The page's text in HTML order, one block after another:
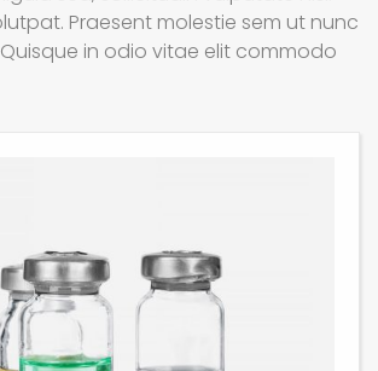
Praesent molestie sem ut nunc
in odio vitae elit commodo